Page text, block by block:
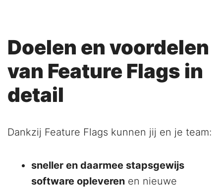
Doelen en voordelen
van Feature Flags in
detail
Dankzij Feature Flags kunnen jij en je team:
sneller en daarmee stapsgewijs
software opleveren en nieuwe